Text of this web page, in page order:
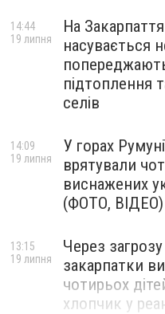
На
насувається
підтоплення
селів
14:44
19 липня
У горах
врятували
виснажених
(ФОТО, ВІДЕО)
14:09
19 липня
Через
закарпатки
чотирьох
хлопчик у
13:15
19 липня